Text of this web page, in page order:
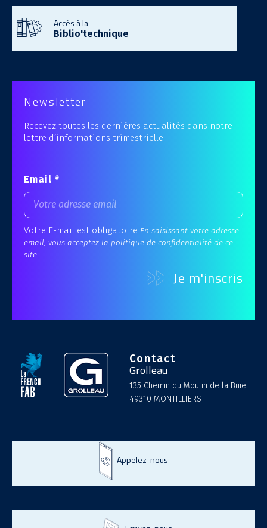
Accès à la
Biblio'technique
Newsletter
Recevez toutes les dernières actualités dans notre
lettre d’informations trimestrielle
Email *
Votre E-mail est obligatoire En saisissant votre adresse
email, vous acceptez la politique de confidentialité de ce
site
Contact
Grolleau
135 Chemin du Moulin de la Buie
49310 MONTILLIERS
Appelez-nous